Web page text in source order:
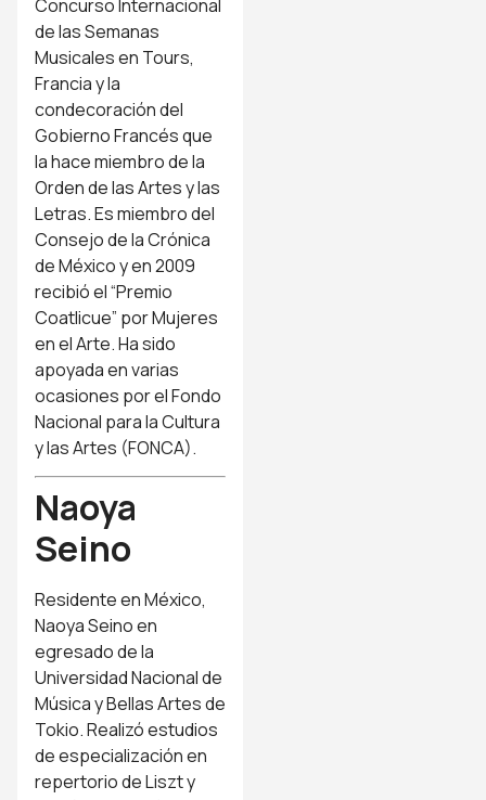
Concurso Internacional
de las Semanas
Musicales en Tours,
Francia y la
condecoración del
Gobierno Francés que
la hace miembro de la
Orden de las Artes y las
Letras. Es miembro del
Consejo de la Crónica
de México y en 2009
recibió el “Premio
Coatlicue” por Mujeres
en el Arte. Ha sido
apoyada en varias
ocasiones por el Fondo
Nacional para la Cultura
y las Artes (FONCA).
Naoya
Seino
Residente en México,
Naoya Seino en
egresado de la
Universidad Nacional de
Música y Bellas Artes de
Tokio. Realizó estudios
de especialización en
repertorio de Liszt y